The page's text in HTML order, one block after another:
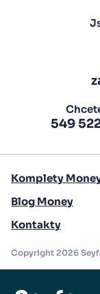
549
Komplety
Blog Money
Kontakty
Copyright 2026